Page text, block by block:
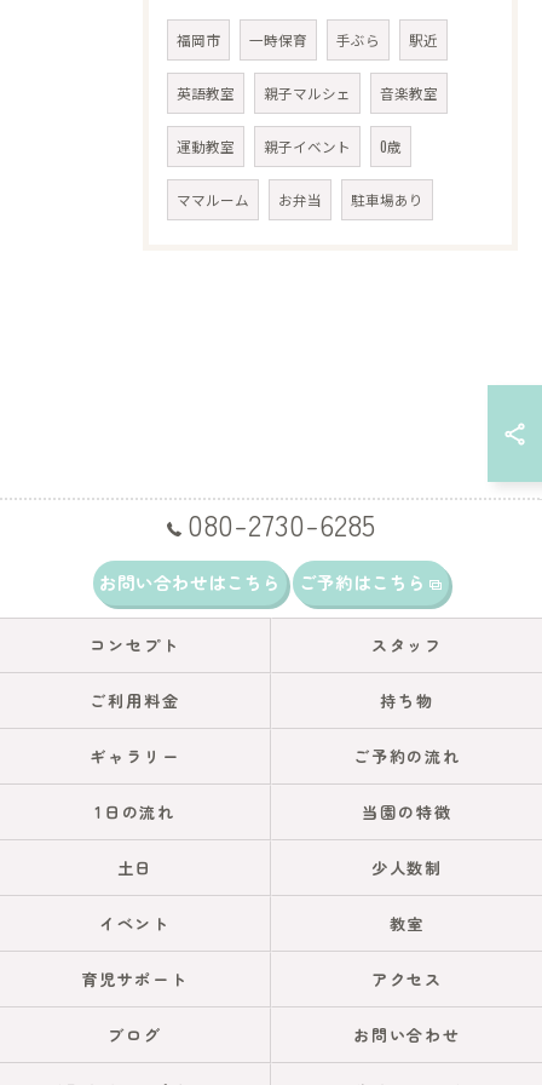
福岡市 一時保育 手ぶら 駅近
英語教室 親子マルシェ 音楽教室
運動教室 親子イベント 0歳
ママルーム お弁当 駐車場あり
080-2730-6285
お問い合わせはこちら ご予約はこちら
コンセプト スタッフ
ご利用料金 持ち物
ギャラリー ご予約の流れ
1日の流れ 当園の特徴
土日 少人数制
イベント 教室
育児サポート アクセス
ブログ お問い合わせ